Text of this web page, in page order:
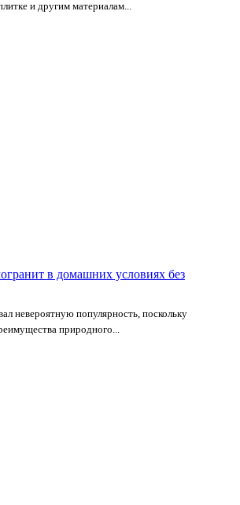
и другим материалам...
в домашних условиях без
невероятную популярность, поскольку
природного...